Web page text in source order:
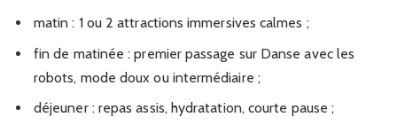
matin : 1 ou 2 attractions immersives calmes ;
fin de matinée : premier passage sur Danse avec les
robots, mode doux ou intermédiaire ;
déjeuner : repas assis, hydratation, courte pause ;